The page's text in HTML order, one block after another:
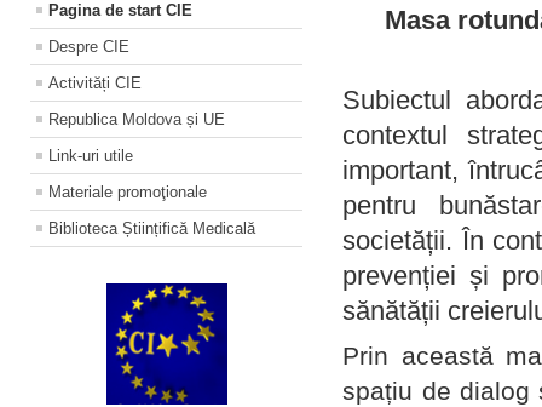
Pagina de start CIE
Despre CIE
Activități CIE
Republica Moldova și UE
Link-uri utile
Materiale promoţionale
Biblioteca Științifică Medicală
Masa
Subiectul
contextul
important,
pentru
societății. În
prevenției și
sănătății
Prin această
spațiu de dialog